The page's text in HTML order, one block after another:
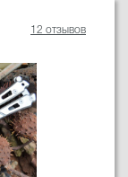
12 отзывов